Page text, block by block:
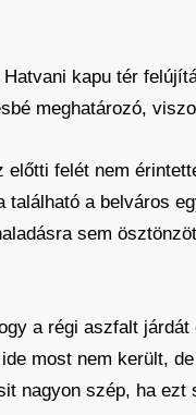
kapu tér
meghatározó,
felét nem
a belváros
sem
a régi aszfalt
most nem került,
nagyon szép, ha